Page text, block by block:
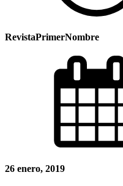
RevistaPrimerNombre
26 enero, 2019